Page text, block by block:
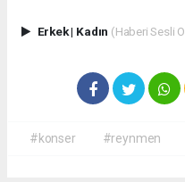
Erkek| Kadın (Haberi Sesli
#konser #reynmen